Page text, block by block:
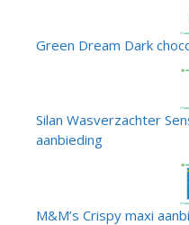
Green Dream Dark
Silan Wasverzachter
aanbieding
M&M’s Crispy maxi